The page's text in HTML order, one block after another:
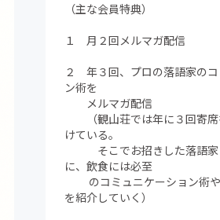
（主な会員特典）
１ 月２回メルマガ配信
２ 年３回、プロの落語家のコ
ン術を
メルマガ配信
（観山荘では年に３回寄席
けている。
そこでお招きした落語家
に、飲食には必至
のコミュニケーション術や
を紹介していく）